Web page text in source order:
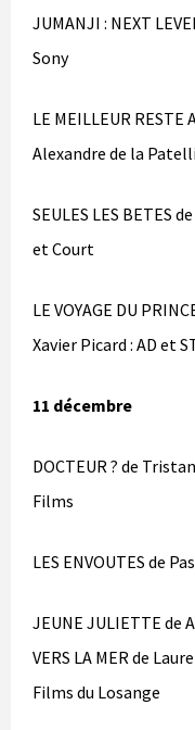
JUMANJI : NEXT
Sony
LE MEILLEUR
Alexandre de la
SEULES LES BETES
et Court
LE VOYAGE DU
Xavier Picard : AD et
11 décembre
DOCTEUR ? de
Films
LES ENVOUTES de
JEUNE JULIETTE de
VERS LA MER de
Films du Losange